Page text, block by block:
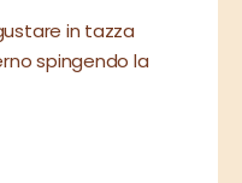
in tazza
spingendo la